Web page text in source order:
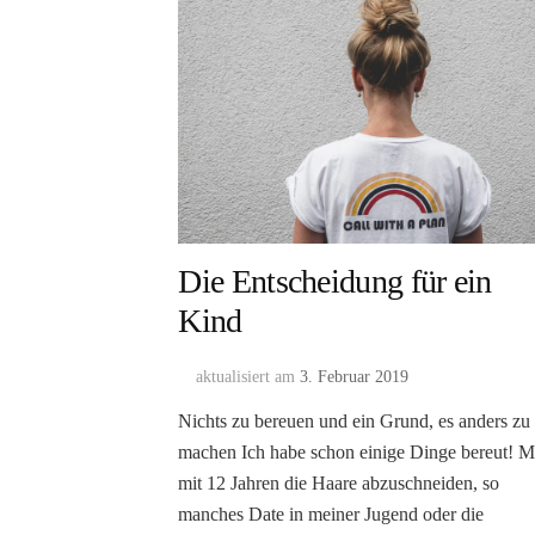
Die Entscheidung für ein
Kind
aktualisiert am3. Februar 2019
Nichts zu bereuen und ein Grund, es anders zu
machen Ich habe schon einige Dinge bereut!
mit 12 Jahren die Haare abzuschneiden, so
manches Date in meiner Jugend oder die